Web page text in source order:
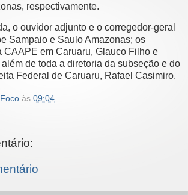
respectivamente.
o ouvidor adjunto e o corregedor-geral
Sampaio e Saulo Amazonas; os
CAAPE em Caruaru, Glauco Filho e
de toda a diretoria da subseção e do
Federal de Caruaru, Rafael Casimiro.
às 09:04